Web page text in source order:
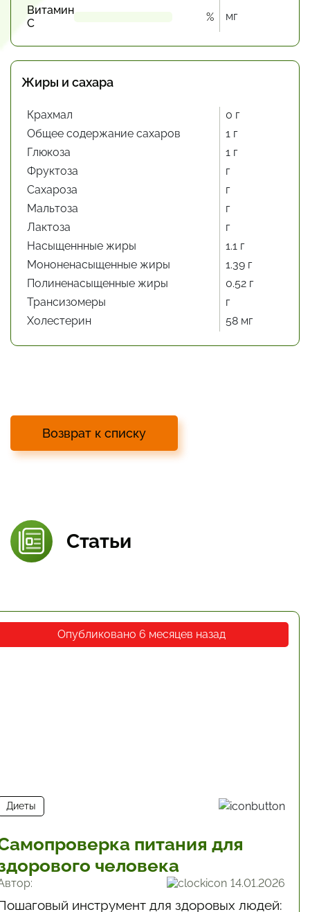
Витамин
С
% мг
Жиры и сахара
Крахмал
0 г
Общее содержание сахаров
1 г
Глюкоза
1 г
Фруктоза
г
Сахароза
г
Мальтоза
г
Лактоза
г
Насыщеннные жиры
1.1 г
Мононенасыщенные жиры
1.39 г
Полиненасыщенные жиры
0.52 г
Трансизомеры
г
Холестерин
58 мг
Возврат к списку
Статьи
Опубликовано 6 месяцев назад
Диеты
питания для
человека
14.01.2026
инструмент для здоровых людей: